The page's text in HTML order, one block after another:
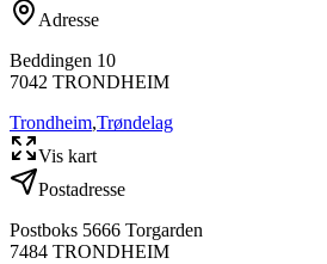
Adresse
Beddingen 10
7042 TRONDHEIM
Trondheim,Trøndelag
Vis kart
Postadresse
Postboks 5666 Torgarden
7484 TRONDHEIM